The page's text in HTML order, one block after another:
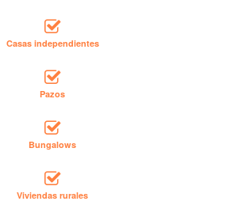
Casas independientes
Pazos
Bungalows
Viviendas rurales